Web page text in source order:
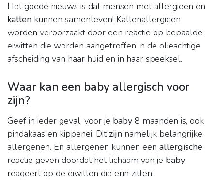
Het goede nieuws is dat mensen met allergieën en
katten kunnen samenleven! Kattenallergieën
worden veroorzaakt door een reactie op bepaalde
eiwitten die worden aangetroffen in de olieachtige
afscheiding van haar huid en in haar speeksel.
Waar kan een baby allergisch voor
zijn?
Geef in ieder geval, voor je baby 8 maanden is, ook
pindakaas en kippenei. Dit zijn namelijk belangrijke
allergenen. En allergenen kunnen een allergische
reactie geven doordat het lichaam van je baby
reageert op de eiwitten die erin zitten.